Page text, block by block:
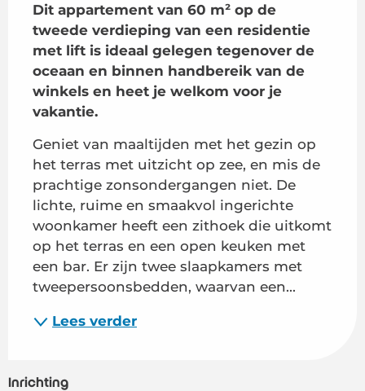
Dit appartement van 60 m² op de
tweede verdieping van een residentie
met lift is ideaal gelegen tegenover de
oceaan en binnen handbereik van de
winkels en heet je welkom voor je
vakantie.
Geniet van maaltijden met het gezin op
het terras met uitzicht op zee, en mis de
prachtige zonsondergangen niet. De
lichte, ruime en smaakvol ingerichte
woonkamer heeft een zithoek die uitkomt
op het terras en een open keuken met
een bar. Er zijn twee slaapkamers met
tweepersoonsbedden, waarvan een...
Lees verder
Inrichting